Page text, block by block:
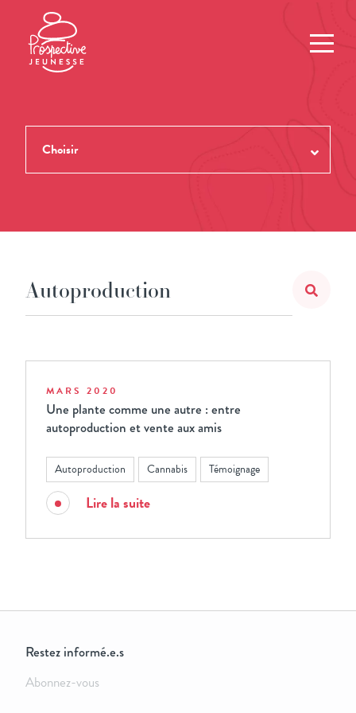
Choisir
THÈMES
AUTEUR.ES
MARS 2020
Une plante comme une autre : entre
autoproduction et vente aux amis
Autoproduction Cannabis Témoignage
Lire la suite
Restez informé.e.s
Abonnez-vous